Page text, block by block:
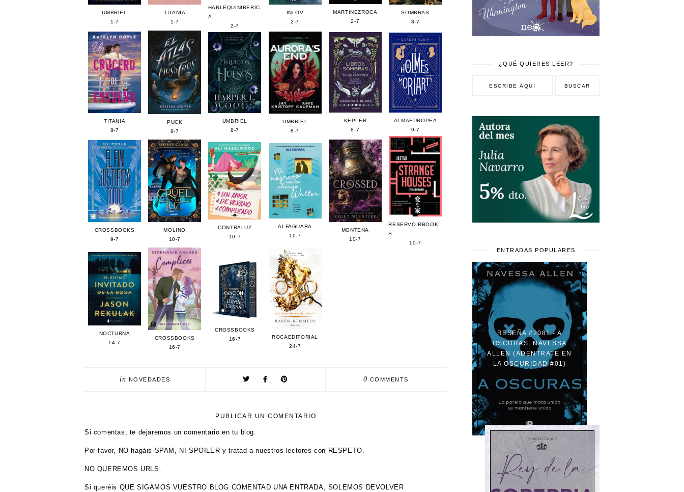
UMBRIEL
1-7
TITANIA
1-7
HARLEQUINIBERIC
A
2-7
INLOV
2-7
MARTíNEZROCA
2-7
SOMBRAS
8-7
TITANIA
8-7
PUCK
8-7
UMBRIEL
8-7
UMBRIEL
8-7
KEPLER
8-7
ALMAEUROPEA
9-7
CROSSBOOKS
9-7
MOLINO
10-7
CONTRALUZ
10-7
ALFAGUARA
10-7
MONTENA
10-7
RESERVOIRBOOK
S
10-7
NOCTURNA
14-7
CROSSBOOKS
16-7
CROSSBOOKS
16-7
ROCAEDITORIAL
24-7
in NOVEDADES 0 COMMENTS
PUBLICAR UN COMENTARIO
Si comentas, te dejaremos un comentario en tu blog.
Por favor, NO hagáis SPAM, NI SPOILER y tratad a nuestros lectores con RESPETO.
NO QUEREMOS URLS.
Si queréis QUE SIGAMOS VUESTRO BLOG COMENTAD UNA ENTRADA, SOLEMOS DEVOLVER
¿QUÉ QUIERES LEER?
ENTRADAS POPULARES
RESEÑA #2081 - A
OSCURAS, NAVESSA
ALLEN (ADENTRATE EN
LA OSCURIDAD #01)